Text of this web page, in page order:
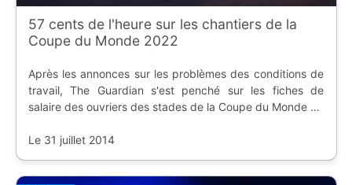
57 cents de l'heure sur les chantiers de la
Coupe du Monde 2022
Après les annonces sur les problèmes des conditions de
travail, The Guardian s'est penché sur les fiches de
salaire des ouvriers des stades de la Coupe du Monde de
Le 31 juillet 2014